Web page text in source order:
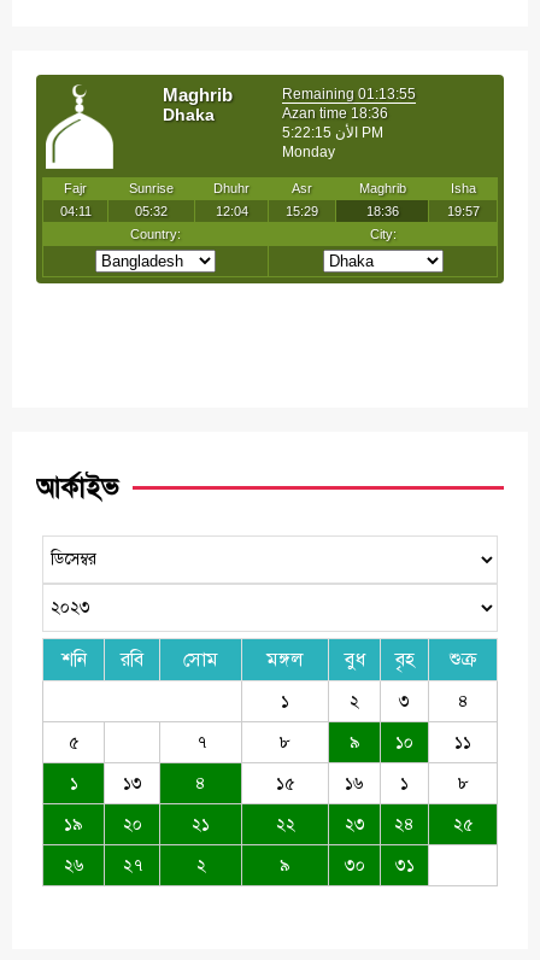
আর্কাইভ
শনি রবি সোম মঙ্গল বুধ বৃহ শুক্র
১ ২ ৩
৪
৫
৭ ৮ ৯ ১০
১১
১
১৩ ৪ ১৫ ১৬ ১
৮
১৯
২০ ২১ ২২ ২৩ ২৪
২৫
২৬
২৭ ২ ৯ ৩০ ৩১